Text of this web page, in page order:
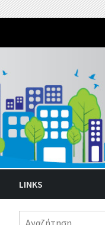
LINKS
Αναζήτηση